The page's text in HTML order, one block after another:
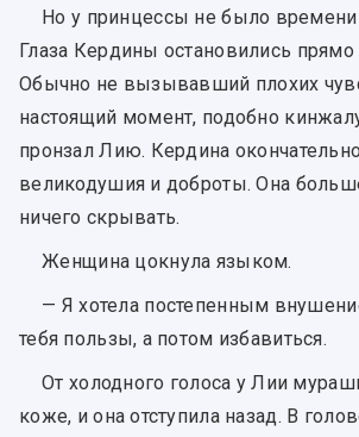
Но у принцессы не было времени
Глаза Кердины остановились прямо
Обычно не вызывавший плохих
настоящий момент, подобно
пронзал Лию. Кердина
великодушия и доброты. Она
ничего скрывать.
Женщина цокнула языком.
— Я хотела постепенным
тебя пользы, а потом избавиться.
От холодного голоса у Лии
коже, и она отступила назад. В